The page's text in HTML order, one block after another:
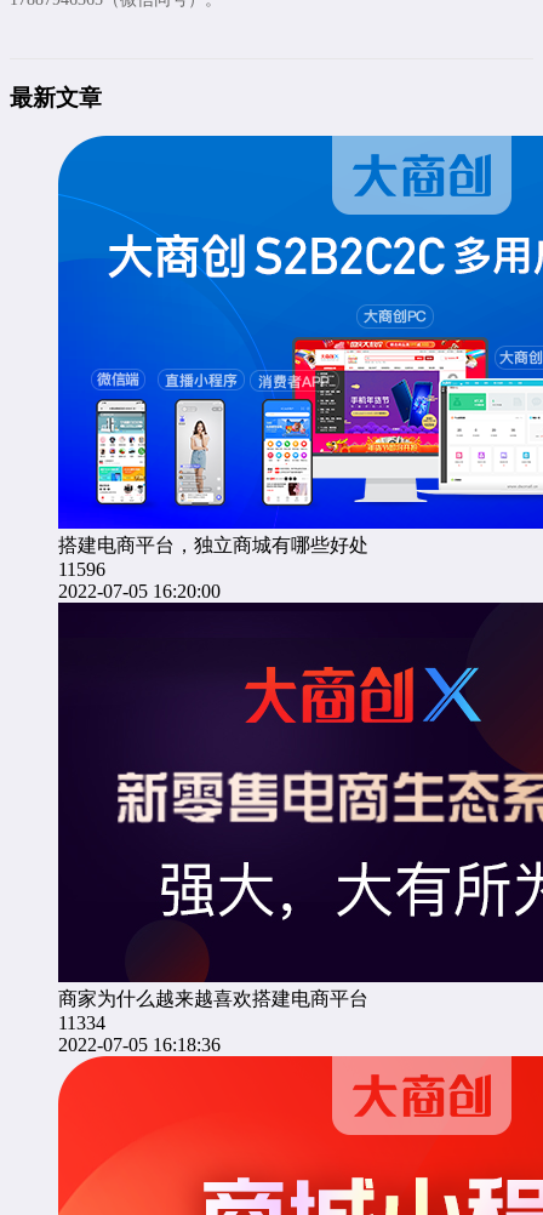
最新文章
搭建电商平台，独立商城有哪些好处
11596
2022-07-05 16:20:00
商家为什么越来越喜欢搭建电商平台
11334
2022-07-05 16:18:36